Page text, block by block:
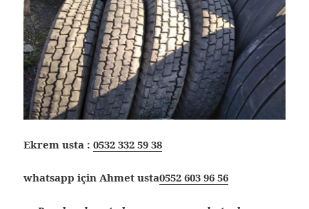
Ekrem usta :0532 332 59 38
whatsapp için Ahmet usta0552 603 96 56